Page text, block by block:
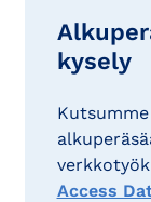
kysely
Access